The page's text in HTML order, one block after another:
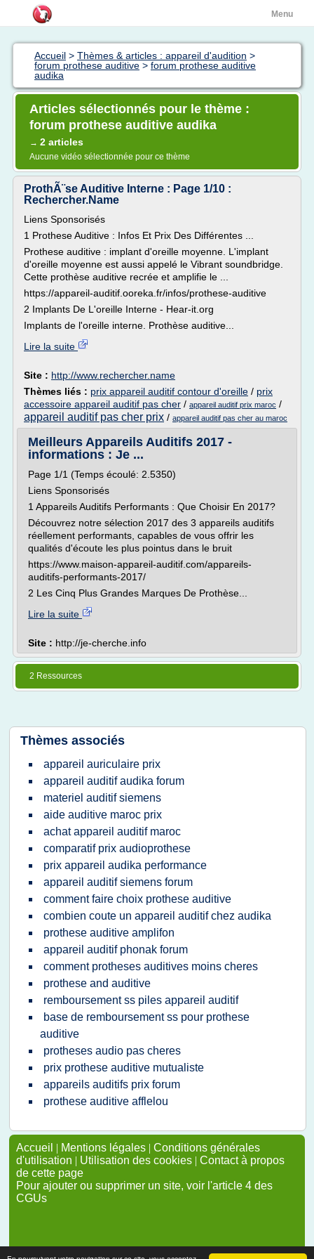
Menu
Accueil > Thèmes & articles : appareil d'audition >
forum prothese auditive > forum prothese auditive
audika
Articles sélectionnés pour le thème :
forum prothese auditive audika
→ 2 articles
Aucune vidéo sélectionnée pour ce thème
ProthÃ¨se Auditive Interne : Page 1/10 :
Rechercher.Name
Liens Sponsorisés
1 Prothese Auditive : Infos Et Prix Des Différentes ...
Prothese auditive : implant d'oreille moyenne. L'implant
d'oreille moyenne est aussi appelé le Vibrant soundbridge.
Cette prothèse auditive recrée et amplifie le ...
https://appareil-auditif.ooreka.fr/infos/prothese-auditive
2 Implants De L'oreille Interne - Hear-it.org
Implants de l'oreille interne. Prothèse auditive...
Lire la suite
Site : http://www.rechercher.name
Thèmes liés : prix appareil auditif contour d'oreille / prix
accessoire appareil auditif pas cher / appareil auditif prix maroc /
appareil auditif pas cher prix / appareil auditif pas cher au maroc
Meilleurs Appareils Auditifs 2017 -
informations : Je ...
Page 1/1 (Temps écoulé: 2.5350)
Liens Sponsorisés
1 Appareils Auditifs Performants : Que Choisir En 2017?
Découvrez notre sélection 2017 des 3 appareils auditifs
réellement performants, capables de vous offrir les
qualités d'écoute les plus pointus dans le bruit
https://www.maison-appareil-auditif.com/appareils-
auditifs-performants-2017/
2 Les Cinq Plus Grandes Marques De Prothèse...
Lire la suite
Site : http://je-cherche.info
2 Ressources
Thèmes associés
appareil auriculaire prix
appareil auditif audika forum
materiel auditif siemens
aide auditive maroc prix
achat appareil auditif maroc
comparatif prix audioprothese
prix appareil audika performance
appareil auditif siemens forum
comment faire choix prothese auditive
combien coute un appareil auditif chez audika
prothese auditive amplifon
appareil auditif phonak forum
comment protheses auditives moins cheres
prothese and auditive
remboursement ss piles appareil auditif
base de remboursement ss pour prothese
auditive
protheses audio pas cheres
prix prothese auditive mutualiste
appareils auditifs prix forum
prothese auditive afflelou
Accueil | Mentions légales | Conditions générales
d'utilisation | Utilisation des cookies | Contact à propos
de cette page
Pour ajouter ou supprimer un site, voir l'article 4 des
CGUs